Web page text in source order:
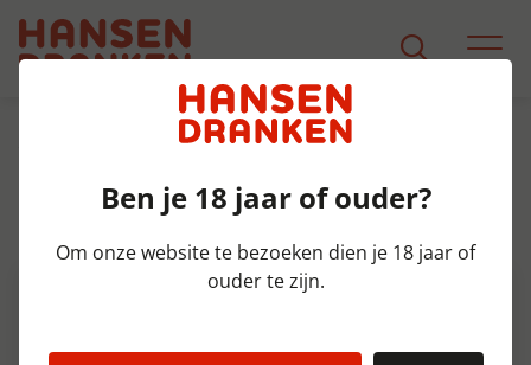
Product Detail
Schneider Tap 6 Aventinus Krat
20x50 cl 8,2%
Ben je 18 jaar of ouder?
Om onze website te bezoeken dien je 18 jaar of
ouder te zijn.